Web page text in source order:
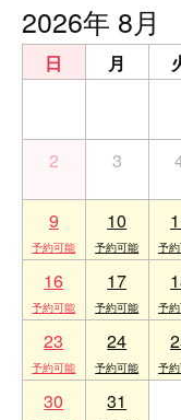
2026年 8月
日 月
2 3
9 10
16 17
23 24
30 31